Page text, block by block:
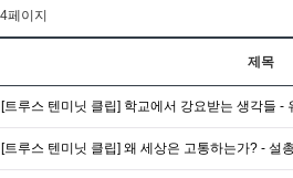
페이지
제목
[트루스 텐미닛 클립] 학교에서 강요받는 생각들 -
[트루스 텐미닛 클립] 왜 세상은 고통하는가? - 설